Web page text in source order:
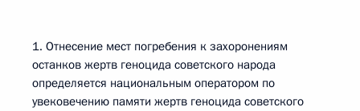
1. Отнесение мест погребения к захоронениям
останков жертв геноцида советского народа
определяется национальным оператором по
увековечению памяти жертв геноцида советского